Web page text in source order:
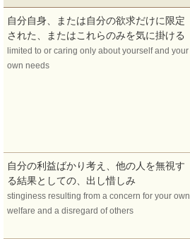
自分自身、または自分の欲求だけに限定
された、またはこれらのみを気に掛ける
limited to or caring only about yourself and your
own needs
自分の利益ばかり考え、他の人を無視す
る結果としての、出し惜しみ
stinginess resulting from a concern for your own
welfare and a disregard of others